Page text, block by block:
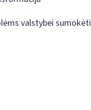
valstybei sumokėti